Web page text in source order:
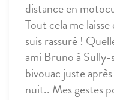
distance en
Tout cela me
suis rassuré !
ami Bruno à
bivouac juste
nuit.. Mes gestes